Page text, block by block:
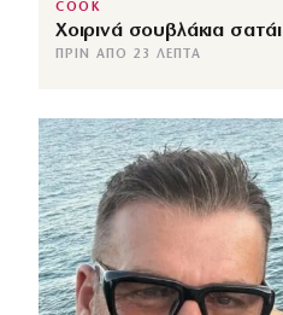
COOK
Χοιρινά σουβλάκια σατάι
ΠΡΙΝ ΑΠΌ 23 ΛΕΠΤΆ